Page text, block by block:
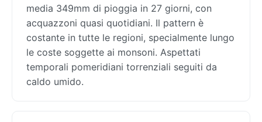
media 349mm di pioggia in 27 giorni, con
acquazzoni quasi quotidiani. Il pattern è
costante in tutte le regioni, specialmente lungo
le coste soggette ai monsoni. Aspettati
temporali pomeridiani torrenziali seguiti da
caldo umido.